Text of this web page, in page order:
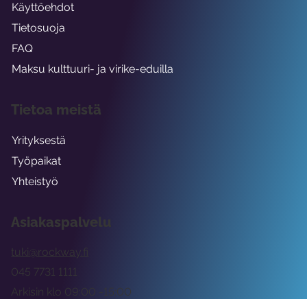
Asiakaspalvelu
tuki@rockway.fi
Arkisin klo 09:00 -15:00
045 7731 1111
Käyttöehdot
Tietosuoja
FAQ
Maksu kulttuuri- ja virike-eduilla
Tietoa meistä
Yrityksestä
Työpaikat
Yhteistyö